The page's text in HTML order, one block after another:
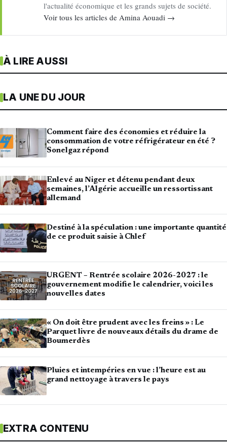
l'actualité économique et les grands sujets de société.
Voir tous les articles de Amina Aouadi →
À LIRE AUSSI
LA UNE DU JOUR
Comment faire des économies et réduire la
consommation de votre réfrigérateur en été ?
Sonelgaz répond
Enlevé au Niger et détenu pendant deux
semaines, l’Algérie accueille un ressortissant
allemand
Destiné à la spéculation : une importante quantité
de ce produit saisie à Chlef
URGENT – Rentrée scolaire 2026-2027 : le
gouvernement modifie le calendrier, voici les
nouvelles dates
« On doit être prudent avec les freins » : Le
Parquet livre de nouveaux détails du drame de
Boumerdès
Pluies et intempéries en vue : l’heure est au
grand nettoyage à travers le pays
EXTRA CONTENU